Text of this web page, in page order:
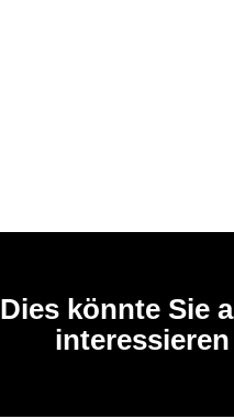
Dies könnte Sie
interessieren